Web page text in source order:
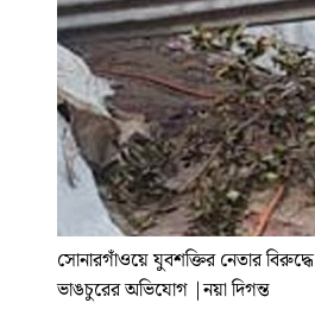
সোনারগাঁওয়ে যুবশক্তির নেতার বিরুদ্ধে
ভাঙচুরের অভিযোগ |নয়া দিগন্ত